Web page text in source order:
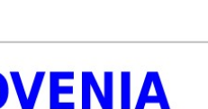
通信事業者